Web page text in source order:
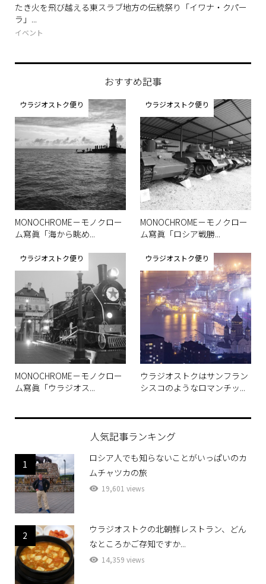
たき火を飛び越える東スラブ地方の伝統祭り「イワナ・クパー
ラ」...
イベント
おすすめ記事
ウラジオストク便り
MONOCHROME－モノクロー
ム寫眞「海から眺め...
ウラジオストク便り
MONOCHROME－モノクロー
ム寫眞「ロシア戦勝...
ウラジオストク便り
MONOCHROME－モノクロー
ム寫眞「ウラジオス...
ウラジオストク便り
ウラジオストクはサンフラン
シスコのようなロマンチッ...
人気記事ランキング
1
ロシア人でも知らないことがいっぱいのカ
ムチャツカの旅
19,601 views
2
ウラジオストクの北朝鮮レストラン、どん
なところかご存知ですか...
14,359 views